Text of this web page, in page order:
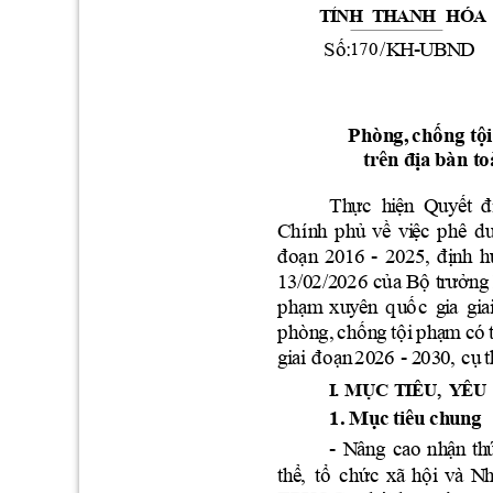
TỈNH THANH HÓA
Số: /KH-UBND
Phòng, chống
trên địa bàn to
Thực  hiện Quyết đ
Chính phủ về việc phê d
đoạn 2016 - 2025, định h
13/02/2026 của Bộ trưởng
phạm xuyên quốc gia gi
phòng, chống tộiphạm có
giai đoạn2026 -2030, cụ
I. MỤC TIÊU, YÊU
1. Mục tiêu chung
- Nâng cao nhận th
thể, tổ chức xã hội và N
170